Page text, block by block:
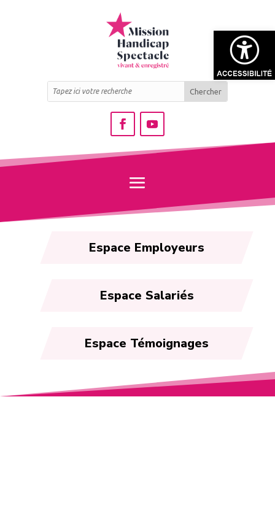
Ouvrir la
Espace Employeurs
Espace Salariés
Espace Témoignages